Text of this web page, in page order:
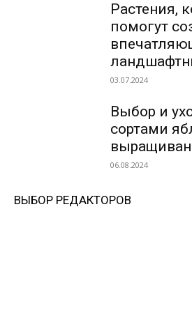
Растения,
помогут
03.07.2024
Выбор и
сортами
06.08.2024
ВЫБОР РЕДАКТОРОВ